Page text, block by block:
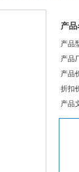
产
产品
产品
产品
折扣
产品